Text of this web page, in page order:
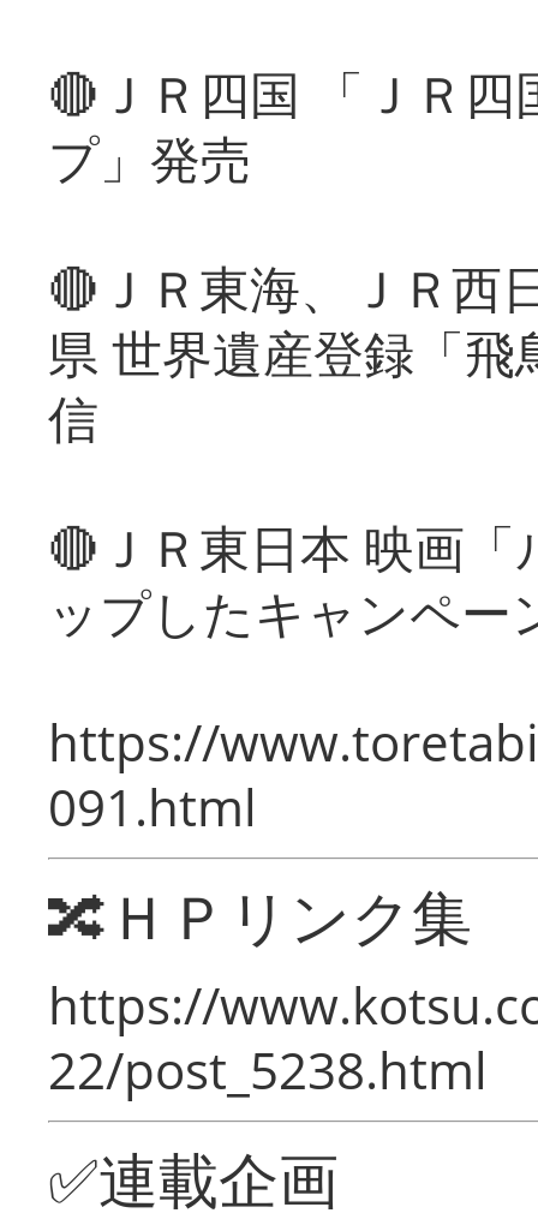
🔴ＪＲ四国 「ＪＲ
プ」発売
🔴ＪＲ東海、ＪＲ西
県 世界遺産登録「
信
🔴ＪＲ東日本 映画
ップしたキャンペー
https://
091.html
🔀ＨＰリンク集
https://
22/post_5238.html
✅連載企画